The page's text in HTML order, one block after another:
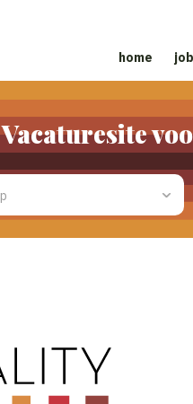
home
Vacaturesite